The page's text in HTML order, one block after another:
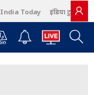
India Today इंडिया टुडे हिंदी